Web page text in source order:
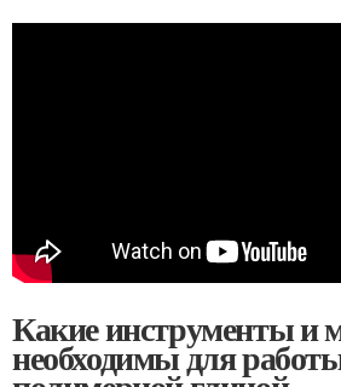
Какие инструменты и
необходимы для